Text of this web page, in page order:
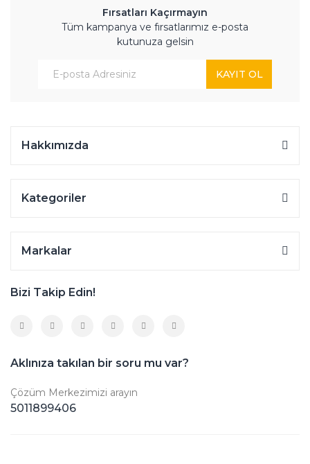
Fırsatları Kaçırmayın
Tüm kampanya ve fırsatlarımız e-posta
kutunuza gelsin
KAYIT OL
Hakkımızda
Kategoriler
Markalar
Bizi Takip Edin!
Aklınıza takılan bir soru mu var?
Çözüm Merkezimizi arayın
5011899406